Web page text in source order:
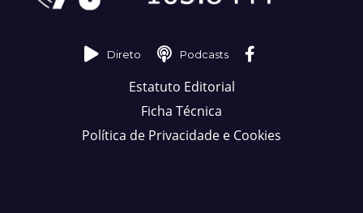
Direto Podcasts
Estatuto Editorial
Ficha Técnica
Política de Privacidade e Cookies